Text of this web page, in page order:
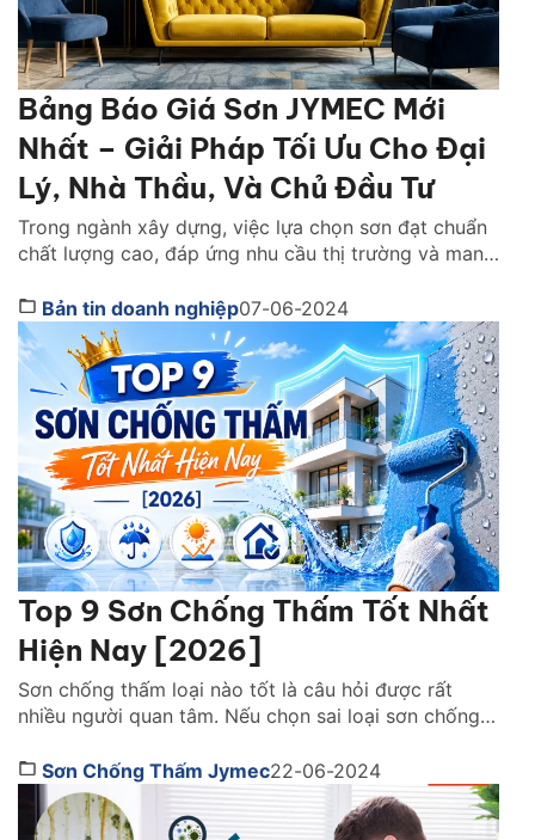
Bảng Báo Giá Sơn JYMEC Mới
Nhất – Giải Pháp Tối Ưu Cho Đại
Lý, Nhà Thầu, Và Chủ Đầu Tư
Trong ngành xây dựng, việc lựa chọn sơn đạt chuẩn
chất lượng cao, đáp ứng nhu cầu thị trường và mang
của đại lý phân phối, nhà thầu và chủ đầu tư. Công
ty cổ phần Sơn JYMEC, với danh tiếng về chất lượng
[…]
Bản tin doanh nghiệp07-06-2024
Top 9 Sơn Chống Thấm Tốt Nhất
Hiện Nay [2026]
Sơn chống thấm loại nào tốt là câu hỏi được rất
nhiều người quan tâm. Nếu chọn sai loại sơn chống
phát sinh thêm nhiều chi phí sửa chữa về sau.Cùng
tìm hiểu ngay những ngoại sơn chống thấm tốt nhất
dưới đây để có […]
Sơn Chống Thấm Jymec22-06-2024